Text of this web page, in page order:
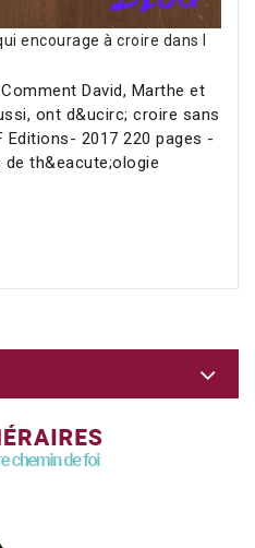
encourage à croire dans l
David, Marthe et
ont d&ucirc; croire sans
Editions- 2017 220 pages -
de th&eacute;ologie